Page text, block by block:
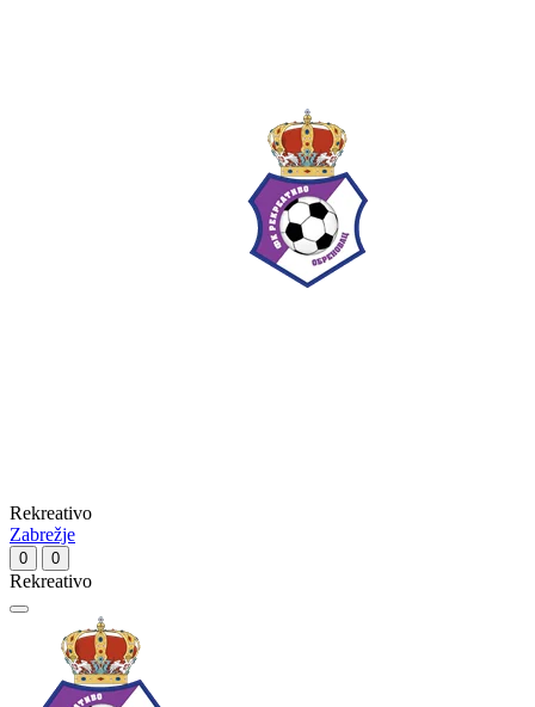
Rekreativo
Zabrežje
0 0
Rekreativo